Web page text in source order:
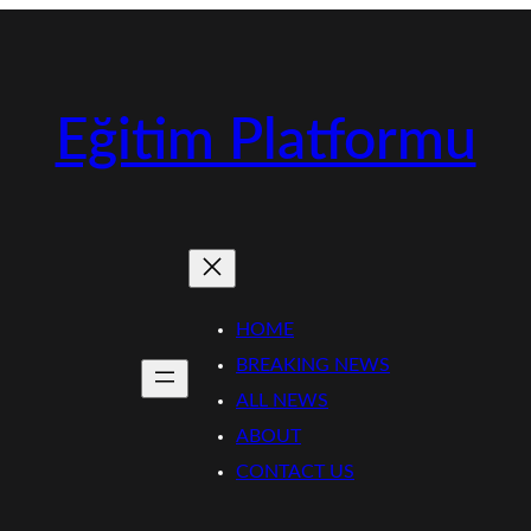
Eğitim Platformu
HOME
BREAKING NEWS
ALL NEWS
ABOUT
CONTACT US